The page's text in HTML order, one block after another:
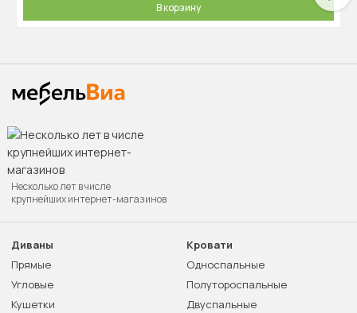
В корзину
Несколько лет в числе
крупнейших интернет-магазинов
Диваны
Прямые
Угловые
Кушетки
Кровати
Односпальные
Полутороспальные
Двуспальные